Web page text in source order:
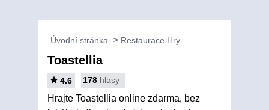
Úvodní stránka Restaurace Hry
Toastellia
4.6 178 hlasy
Hrajte Toastellia online zdarma, bez